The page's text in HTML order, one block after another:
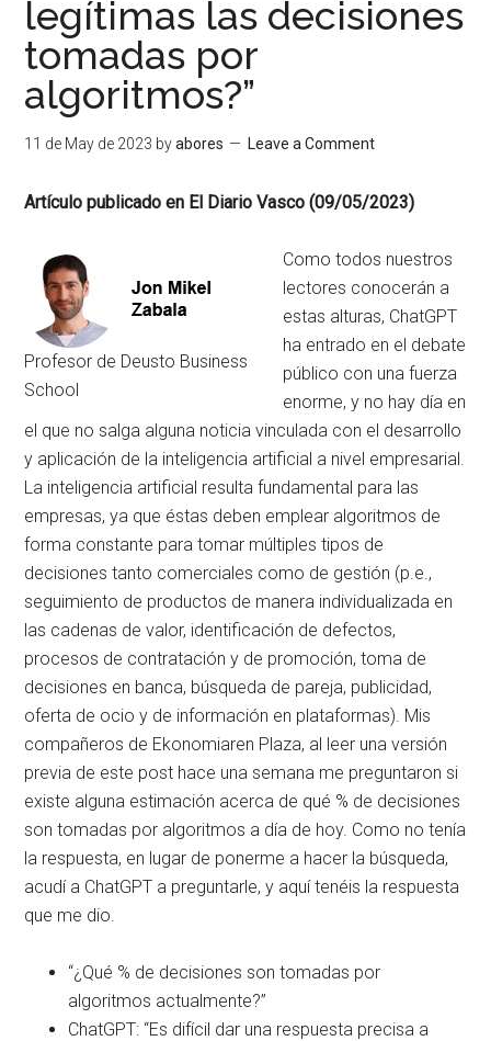
legítimas las decisiones
tomadas por
algoritmos?”
11 de May de 2023 byabores Leave a Comment
Artículo publicado en El Diario Vasco (09/05/2023)
Profesor de Deusto Business
School
Como todos nuestros
lectores conocerán a
estas alturas, ChatGPT
ha entrado en el debate
público con una fuerza
enorme, y no hay día en
el que no salga alguna noticia vinculada con el desarrollo
y aplicación de la inteligencia artificial a nivel empresarial.
La inteligencia artificial resulta fundamental para las
empresas, ya que éstas deben emplear algoritmos de
forma constante para tomar múltiples tipos de
decisiones tanto comerciales como de gestión (p.e.,
seguimiento de productos de manera individualizada en
las cadenas de valor, identificación de defectos,
procesos de contratación y de promoción, toma de
decisiones en banca, búsqueda de pareja, publicidad,
oferta de ocio y de información en plataformas). Mis
compañeros de Ekonomiaren Plaza, al leer una versión
previa de este post hace una semana me preguntaron si
existe alguna estimación acerca de qué % de decisiones
son tomadas por algoritmos a día de hoy. Como no tenía
la respuesta, en lugar de ponerme a hacer la búsqueda,
acudí a ChatGPT a preguntarle, y aquí tenéis la respuesta
que me dio.
“¿Qué % de decisiones son tomadas por
algoritmos actualmente?”
ChatGPT: “Es difícil dar una respuesta precisa a